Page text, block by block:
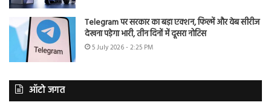
Telegram पर सरकार का बड़ा एक्शन, फिल्में और वेब सीरीज
देखना पड़ेगा भारी, तीन दिनों में दूसरा नोटिस
5 July 2026 - 2:25 PM
ऑटो जगत